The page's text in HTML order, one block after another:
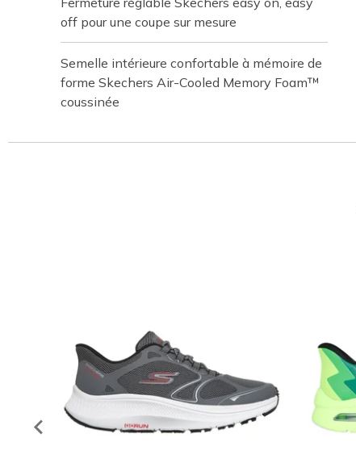
off pour une coupe sur mesure
Semelle intérieure confortable à mémoire de
forme Skechers Air-Cooled Memory Foam™
coussinée